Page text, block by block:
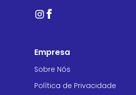
Empresa
Sobre Nós
Política de Privacidade